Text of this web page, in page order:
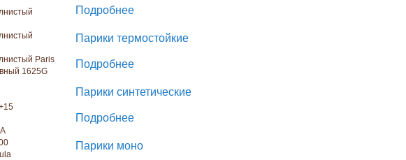
Paris
1625G
Подробнее
Парики термостойкие
Подробнее
Парики синтетические
Подробнее
Парики моно